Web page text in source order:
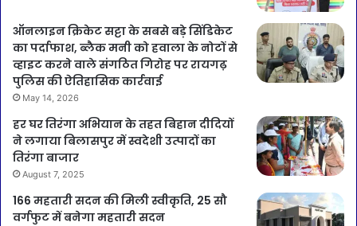
ऑनलाइन क्रिकेट सट्टा के सबसे बड़े सिंडिकेट
का पर्दाफाश, ब्लैक मनी को हवाला के नोटों से
व्हाइट करने वाले संगठित गिरोह पर रायगढ़
पुलिस की ऐतिहासिक कार्रवाई
May 14, 2026
हर घर तिरंगा अभियान के तहत बिहान दीदियों
ने लगाया बिलासपुर में स्वदेशी उत्पादों का
तिरंगा बाजार
August 7, 2025
166 महतारी सदन की मिली स्वीकृति, 25 सौ
वर्गफुट में बनेगा महतारी सदन